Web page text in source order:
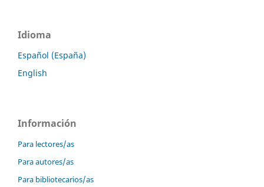
Idioma
Español (España)
English
Información
Para lectores/as
Para autores/as
Para bibliotecarios/as